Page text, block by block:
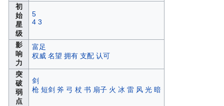
初
始
星
级
5
4 3
影
响
力
富足
权威 名望 拥有 支配 认可
突
破
弱
点
剑
枪 短剑 斧 弓 杖 书 扇子 火 冰 雷 风 光 暗